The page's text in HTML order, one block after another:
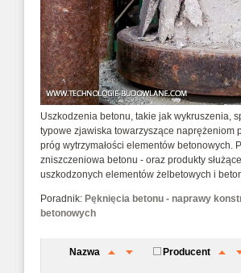
Uszkodzenia betonu, takie jak wykruszenia,
typowe zjawiska towarzyszące naprężeniom
próg wytrzymałości elementów betonowych.
zniszczeniowa betonu - oraz produkty
uszkodzonych elementów żelbetowych i
Poradnik: Pęknięcia betonu - naprawy
betonowych
Nazwa Producent